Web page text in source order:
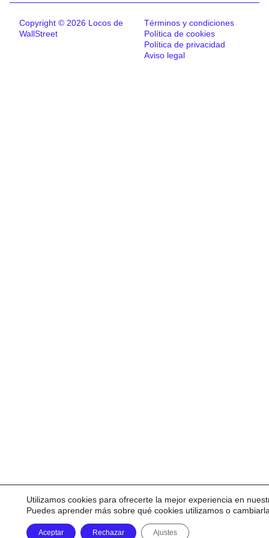
Copyright © 2026 Locos de
WallStreet
Términos y condiciones
Política de cookies
Política de privacidad
Aviso legal
Utilizamos cookies para ofrecerte la mejor experiencia en
Puedes aprender más sobre qué cookies utilizamos o
Aceptar Rechazar Ajustes